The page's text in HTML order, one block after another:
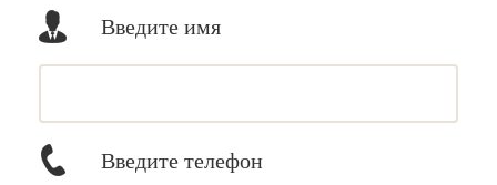
Введите имя
Введите телефон